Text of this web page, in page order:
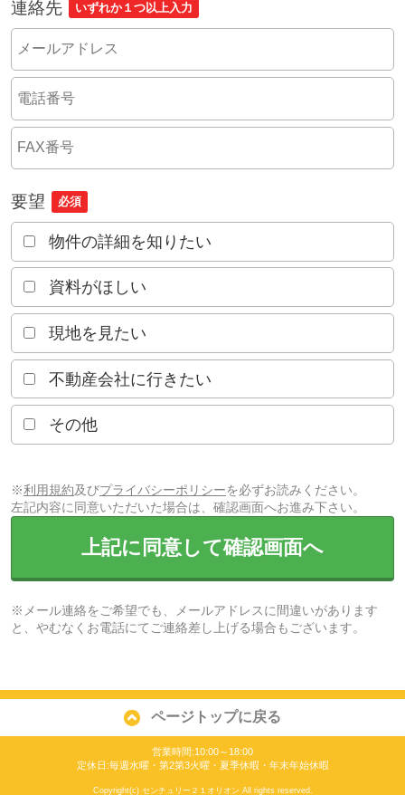
連絡先 いずれか１つ以上入力
要望 必須
物件の詳細を知りたい
資料がほしい
現地を見たい
不動産会社に行きたい
その他
※利用規約及びプライバシーポリシーを必ずお読みください。
左記内容に同意いただいた場合は、確認画面へお進み下さい。
上記に同意して確認画面へ
※メール連絡をご希望でも、メールアドレスに間違いがあります
と、やむなくお電話にてご連絡差し上げる場合もございます。
ページトップに戻る
営業時間:10:00～18:00
定休日:毎週水曜・第2第3火曜・夏季休暇・年末年始休暇
Copyright(c) センチュリー２１オリオン All rights reserved.